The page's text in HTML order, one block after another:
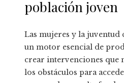
población joven
Las mujeres y la juventud
un motor esencial de
crear intervenciones que
los obstáculos para